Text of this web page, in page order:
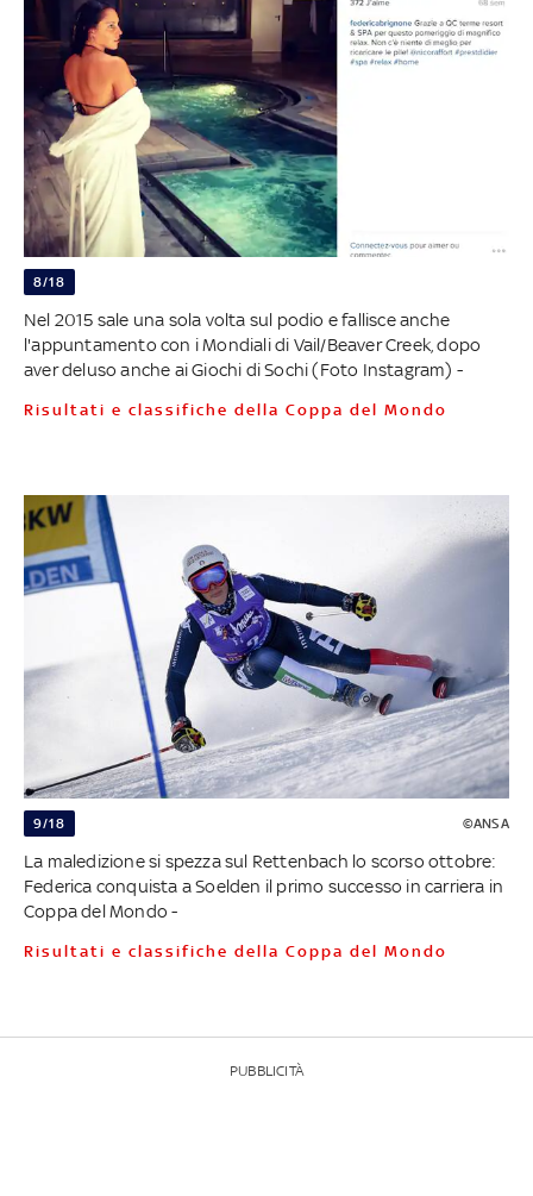
8/18
Nel 2015 sale una sola volta sul podio e fallisce anche
l'appuntamento con i Mondiali di Vail/Beaver Creek, dopo
aver deluso anche ai Giochi di Sochi (Foto Instagram) -
Risultati e classifiche della Coppa del Mondo
9/18 ©ANSA
La maledizione si spezza sul Rettenbach lo scorso ottobre:
Federica conquista a Soelden il primo successo in carriera in
Coppa del Mondo -
Risultati e classifiche della Coppa del Mondo
PUBBLICITÀ